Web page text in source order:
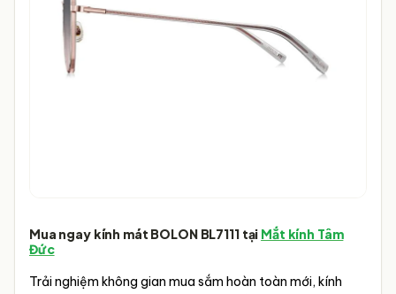
Mua ngay kính mát BOLON BL7111 tại Mắt kính Tâm
Đức
Trải nghiệm không gian mua sắm hoàn toàn mới, kính